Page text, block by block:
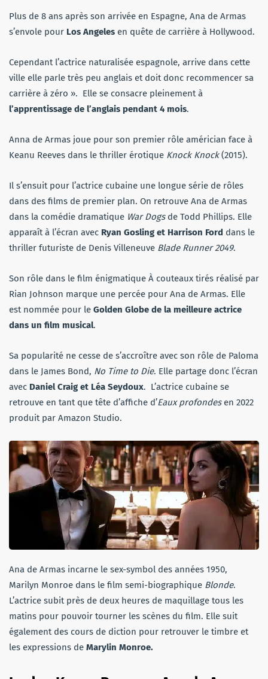
Plus de 8 ans après son arrivée en Espagne, Ana de Armas
s’envole pour Los Angeles en quête de carrière à Hollywood.
Cependant l’actrice naturalisée espagnole, arrive dans cette
ville elle parle très peu anglais et doit donc recommencer sa
carrière à zéro ». Elle se consacre pleinement à
l’apprentissage de l’anglais pendant 4 mois.
Anna de Armas joue pour son premier rôle américian face à
Keanu Reeves dans le thriller érotique Knock Knock(2015).
Il s’ensuit pour l’actrice cubaine une longue série de rôles
dans des films de premier plan. On retrouve Ana de Armas
dans la comédie dramatique War Dogsde Todd Phillips. Elle
apparaît à l’écran avec Ryan Gosling et Harrison Ford dans le
thriller futuriste de Denis Villeneuve Blade Runner 2049.
Son rôle dans le film énigmatique À couteaux tirés réalisé par
Rian Johnson marque une percée pour Ana de Armas. Elle
est nommée pour le Golden Globe de la meilleure actrice
dans un film musical.
Sa popularité ne cesse de s’accroître avec son rôle de Paloma
dans le James Bond, No Time to Die. Elle partage donc l’écran
avec Daniel Craig et Léa Seydoux. L’actrice cubaine se
retrouve en tant que tête d’affiche d’Eaux profondesen 2022
produit par Amazon Studio.
Ana de Armas incarne le sex-symbol des années 1950,
Marilyn Monroe dans le film semi-biographique Blonde.
L’actrice subit près de deux heures de maquillage tous les
matins pour pouvoir tourner les scènes du film. Elle suit
également des cours de diction pour retrouver le timbre et
les expressions de Marylin Monroe.